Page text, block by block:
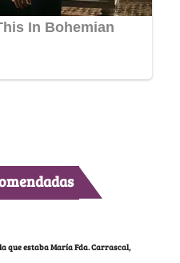
que estaba María Fda. Carrascal,